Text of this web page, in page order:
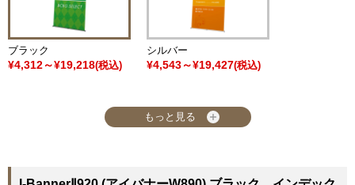
ブラック
¥4,312～¥19,218(税込)
シルバー
¥4,543～¥19,427(税込)
もっと見る